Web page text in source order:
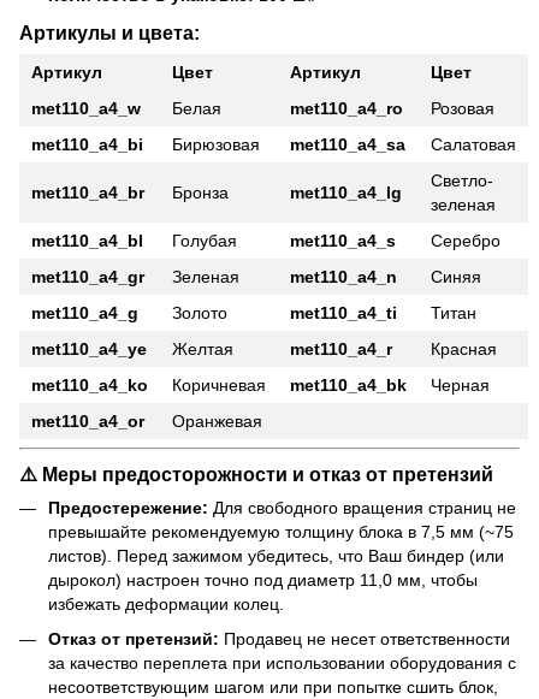
Артикулы и цвета:
Артикул Цвет Артикул
Цвет
met110_a4_w
Белая met110_a4_ro
Розовая
met110_a4_bi
Бирюзовая met110_a4_sa Салатовая
met110_a4_br Бронза met110_a4_lg
Светло-
зеленая
met110_a4_bl
Голубая met110_a4_s
Серебро
met110_a4_gr
Зеленая met110_a4_n
Синяя
met110_a4_g
Золото met110_a4_ti
Титан
met110_a4_ye
Желтая met110_a4_r
Красная
met110_a4_ko
Коричневая met110_a4_bk
Черная
met110_a4_or
Оранжевая
⚠️ Меры предосторожности и отказ от претензий
Предостережение: Для свободного вращения страниц не
превышайте рекомендуемую толщину блока в 7,5 мм (~75
листов). Перед зажимом убедитесь, что Ваш биндер (или
дырокол) настроен точно под диаметр 11,0 мм, чтобы
избежать деформации колец.
Отказ от претензий: Продавец не несет ответственности
за качество переплета при использовании оборудования с
несоответствующим шагом или при попытке сшить блок,